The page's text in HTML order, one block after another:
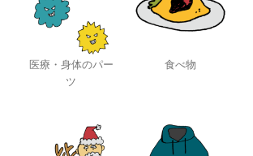
医療・身体のパー
ツ
食べ物